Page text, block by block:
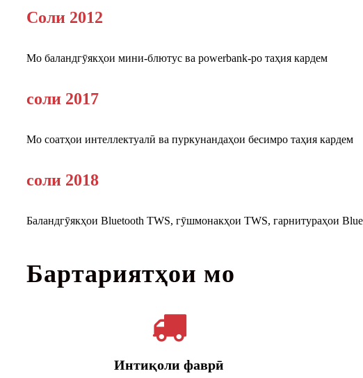
Соли 2012
Мо баландгӯякҳои мини-блютус ва powerbank-ро таҳия кардем
соли 2017
Мо соатҳои интеллектуалӣ ва пуркунандаҳои бесимро таҳия кардем
соли 2018
Баландгӯякҳои Bluetooth TWS, гӯшмонакҳои TWS, гарнитураҳои
Бартариятҳои мо
Интиқоли фаврӣ